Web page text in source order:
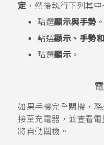
定 ，然後執行下列其中
點選顯示與手勢。
點選顯示、手勢
點選顯示 。
如果手機完全關機，
接至充電器，並查看
將自動關機。